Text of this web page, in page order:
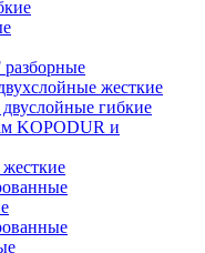
жесткие
гибкие
KOPODUR и